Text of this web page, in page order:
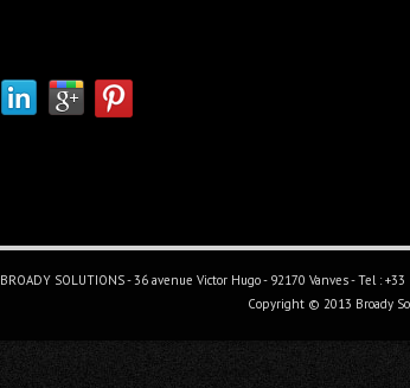
BROADY SOLUTIONS - 36 avenue Victor Hugo - 92170 Vanves - Tel :
Copyright © 2013 Broady